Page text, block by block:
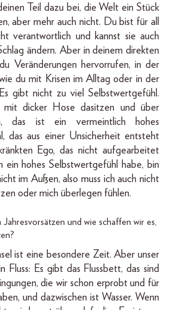
Teil dazu bei, die Welt ein Stück
aber mehr auch nicht. Du bist für all
verantwortlich und kannst sie auch
ändern. Aber in deinem direkten
Veränderungen hervorrufen, in der
du mit Krisen im Alltag oder in der
gibt nicht zu viel Selbstwertgefühl.
mit dicker Hose dasitzen und über
das ist ein vermeintlich hohes
das aus einer Unsicherheit entsteht
Ego, das nicht aufgearbeitet
ein hohes Selbstwertgefühl habe, bin
im Außen, also muss ich auch nicht
oder mich überlegen fühlen.
und wie schaffen wir es,
ist eine besondere Zeit. Aber unser
Fluss: Es gibt das Flussbett, das sind
die wir schon erprobt und für
und dazwischen ist Wasser. Wenn